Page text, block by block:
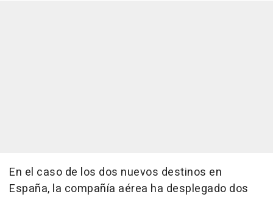
En el caso de los dos nuevos destinos en
España, la compañía aérea ha desplegado dos